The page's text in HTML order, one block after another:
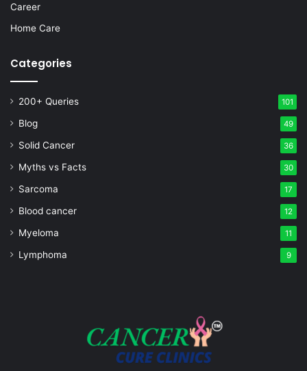
Career
Home Care
Categories
200+ Queries 101
Blog 49
Solid Cancer 36
Myths vs Facts 30
Sarcoma 17
Blood cancer 12
Myeloma 11
Lymphoma 9